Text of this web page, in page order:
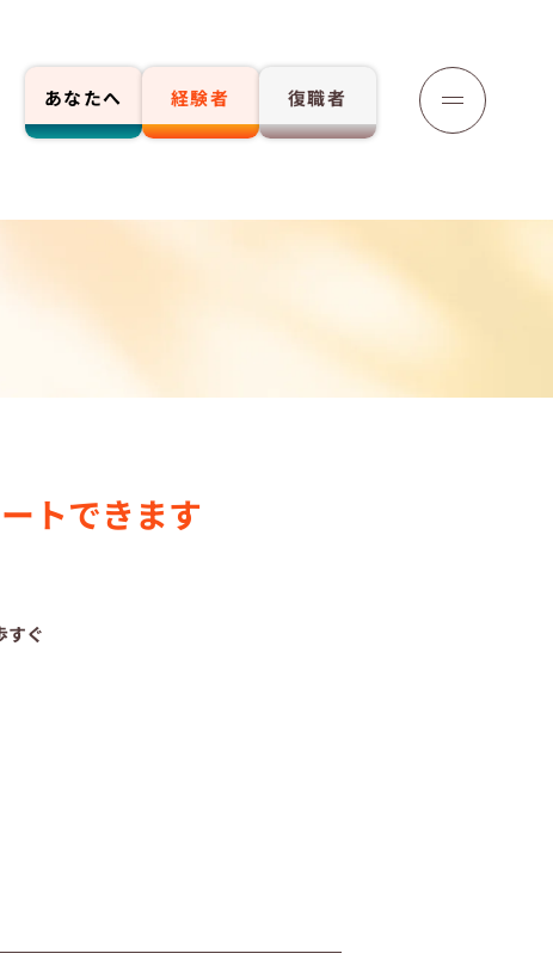
あなたへ 経験者 復職者
トできます
すぐ